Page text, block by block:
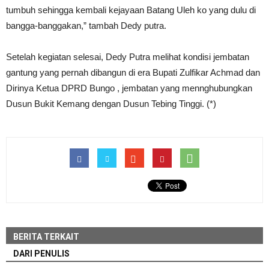
tumbuh sehingga kembali kejayaan Batang Uleh ko yang dulu di
bangga-banggakan,” tambah Dedy putra.
Setelah kegiatan selesai, Dedy Putra melihat kondisi jembatan
gantung yang pernah dibangun di era Bupati Zulfikar Achmad dan
Dirinya Ketua DPRD Bungo , jembatan yang mennghubungkan
Dusun Bukit Kemang dengan Dusun Tebing Tinggi. (*)
BERITA TERKAIT
DARI PENULIS